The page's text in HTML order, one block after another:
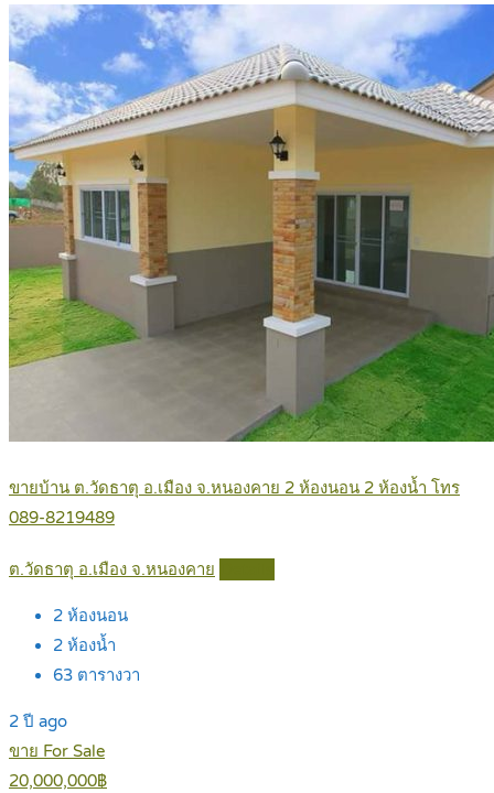
ขายบ้าน ต.วัดธาตุ อ.เมือง จ.หนองคาย 2 ห้องนอน 2 ห้องน้ำ โทร
089-8219489
ต.วัดธาตุ อ.เมือง จ.หนองคาย
2 ห้องนอน
2 ห้องน้ำ
63 ตารางวา
2 ปี ago
ขาย For Sale
20,000,000฿